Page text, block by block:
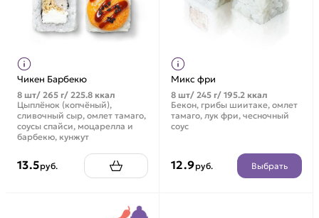
Чикен Барбекю
8 шт/ 265 г/ 225.8 ккал
Цыплёнок (копчёный),
сливочный сыр, омлет тамаго,
соусы спайси, моцарелла и
барбекю, кунжут
13.5руб.
Микс фри
8 шт/ 245 г/ 195.2 ккал
Бекон, грибы шиитаке, омлет
тамаго, лук фри, чесночный
соус
12.9руб. Выбрать